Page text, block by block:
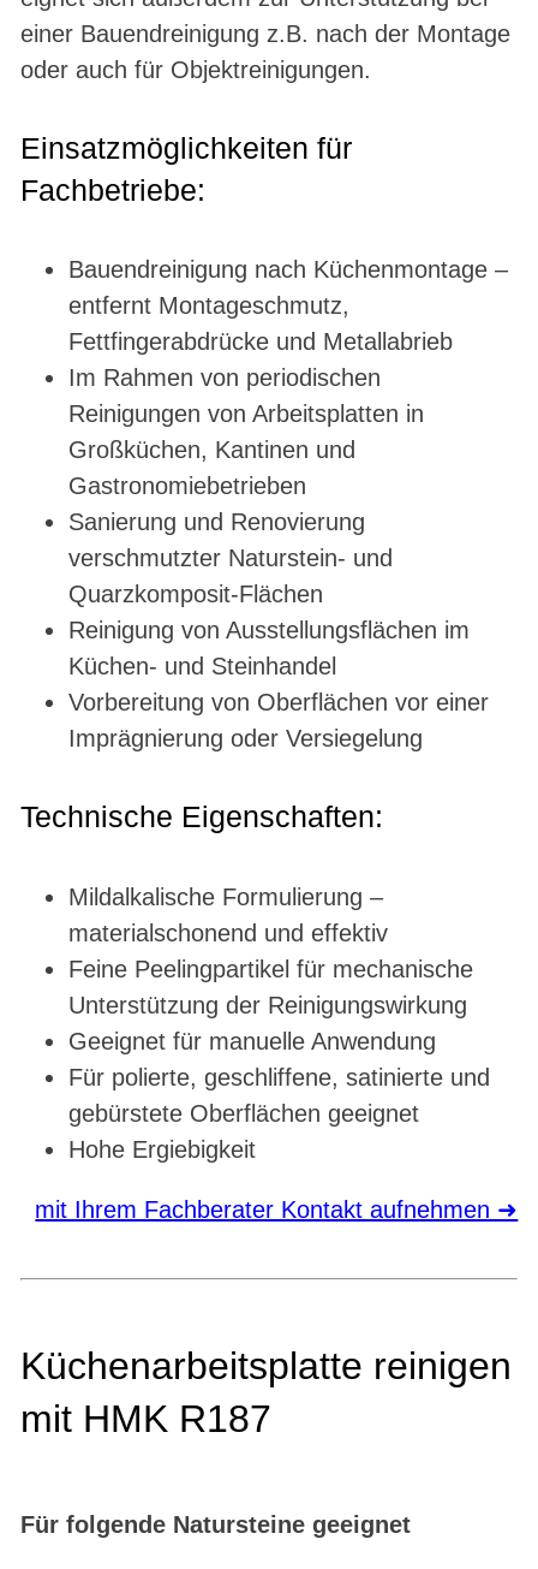
einer Bauendreinigung z.B. nach der Montage
oder auch für Objektreinigungen.
Einsatzmöglichkeiten für
Fachbetriebe:
Bauendreinigung nach Küchenmontage –
entfernt Montageschmutz,
Fettfingerabdrücke und Metallabrieb
Im Rahmen von periodischen
Reinigungen von Arbeitsplatten in
Großküchen, Kantinen und
Gastronomiebetrieben
Sanierung und Renovierung
verschmutzter Naturstein- und
Quarzkomposit-Flächen
Reinigung von Ausstellungsflächen im
Küchen- und Steinhandel
Vorbereitung von Oberflächen vor einer
Imprägnierung oder Versiegelung
Technische Eigenschaften:
Mildalkalische Formulierung –
materialschonend und effektiv
Feine Peelingpartikel für mechanische
Unterstützung der Reinigungswirkung
Geeignet für manuelle Anwendung
Für polierte, geschliffene, satinierte und
gebürstete Oberflächen geeignet
Hohe Ergiebigkeit
mit Ihrem Fachberater Kontakt aufnehmen ➜
Küchenarbeitsplatte reinigen
mit HMK R187
Für folgende Natursteine geeignet